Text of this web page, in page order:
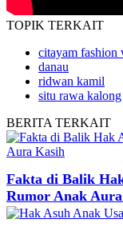
TOPIK TERKAIT
citayam fashion
danau
ridwan kamil
situ rawa kalong
BERITA TERKAIT
Fakta di Balik
Rumor Anak